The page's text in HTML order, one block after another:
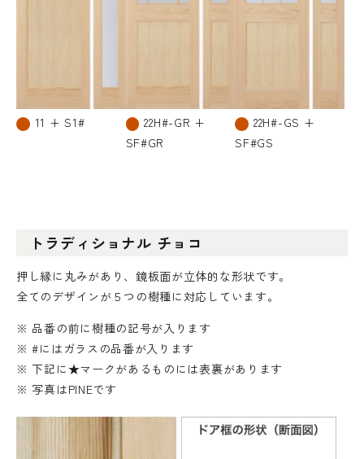
11 + S1#
22H#-GR +
SF#GR
22H#-GS +
SF#GS
トラディショナル チョコ
押し縁に丸みがあり、鏡板面が立体的な形状です。
全てのデザインが５つの樹種に対応しています。
※ 品番の前に樹種の記号が入ります
※ #にはガラスの品番が入ります
※ 下記に★マークがあるものには表裏があります
※ 写真はPINEです